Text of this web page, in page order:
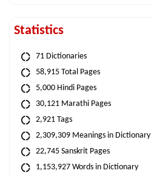
Statistics
71 Dictionaries
58,915 Total Pages
5,000 Hindi Pages
30,121 Marathi Pages
2,921 Tags
2,309,309 Meanings in Dictionary
22,745 Sanskrit Pages
1,153,927 Words in Dictionary